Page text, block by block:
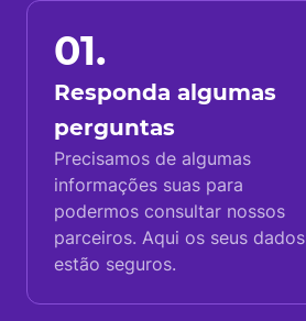
01.
Responda algumas
perguntas
Precisamos de algumas
informações suas para
podermos consultar nossos
parceiros. Aqui os seus dados
estão seguros.